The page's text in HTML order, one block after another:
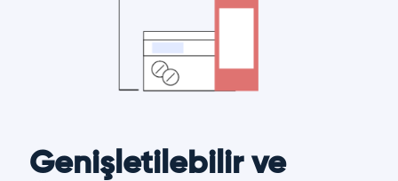
Genişletilebilir ve